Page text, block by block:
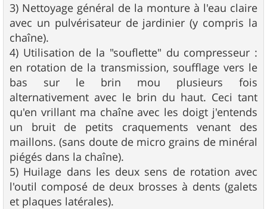
3) Nettoyage général de la monture à l'eau claire
avec un pulvérisateur de jardinier (y compris la
chaîne).
4) Utilisation de la "souflette" du compresseur :
en rotation de la transmission, soufflage vers le
bas sur le brin mou plusieurs fois
alternativement avec le brin du haut. Ceci tant
qu'en vrillant ma chaîne avec les doigt j'entends
un bruit de petits craquements venant des
maillons. (sans doute de micro grains de minéral
piégés dans la chaîne).
5) Huilage dans les deux sens de rotation avec
l'outil composé de deux brosses à dents (galets
et plaques latérales).